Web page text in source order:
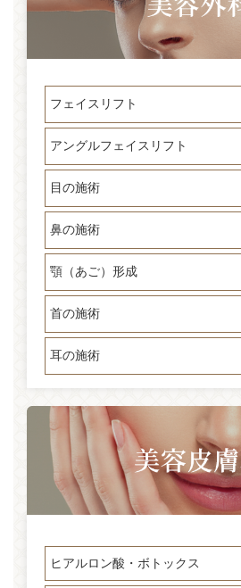
フェイスリフト
アングルフェイスリフト
目の施術
鼻の施術
顎（あご）形成
首の施術
耳の施術
ヒアルロン酸・ボトックス